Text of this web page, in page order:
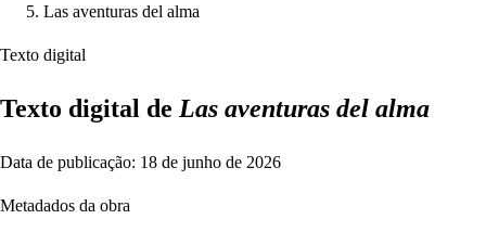
Las aventuras del alma
Texto digital
Texto digital de Las aventuras del alma
Data de publicação: 18 de junho de 2026
Metadados da obra